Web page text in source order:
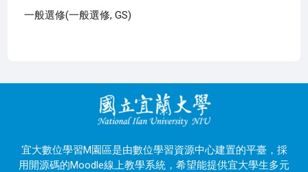
一般選修(一般選修, GS)
宜大數位學習M園區是由數位學習資源中心建置的平臺，採
用開源碼的Moodle線上教學系統，希望能提供宜大學生多元